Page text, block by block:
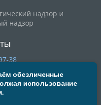
надзор и
надзор
38
59
20, офис 304/3
обезличенные
использование